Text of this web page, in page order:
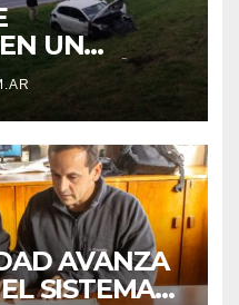
UN
TERMINÓ
VUELCO
AVANZA
SISTEMA